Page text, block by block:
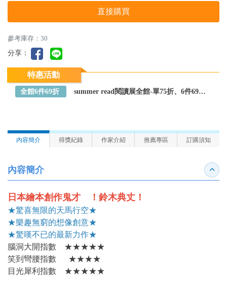
直接購買
參考庫存：30
分享：
特惠活動
全館6件69折 summer read閱讀展全館-單75折、6件69折～全館任選
內容簡介 得獎紀錄 作家介紹 推薦專區 訂購須知
內容簡介 收合
日本繪本創作鬼才 ！鈴木典丈！
★驚喜無限的天馬行空★
★樂趣無窮的想像創意★
★驚嘆不已的最新力作★
腦洞大開指數 ★★★★★
笑到彎腰指數 ★★★★
目光犀利指數 ★★★★★